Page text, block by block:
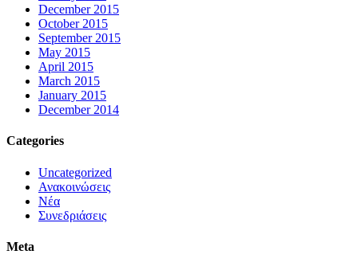
December 2015
October 2015
September 2015
May 2015
April 2015
March 2015
January 2015
December 2014
Categories
Uncategorized
Ανακοινώσεις
Νέα
Συνεδριάσεις
Meta